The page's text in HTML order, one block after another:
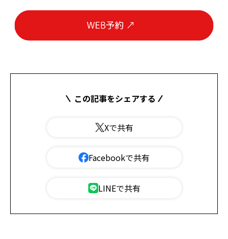
この記事をシェアする
Xで共有
Facebookで共有
LINEで共有